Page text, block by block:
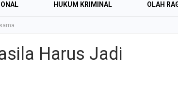
HUKUM KRIMINAL OLAH
Harus Jadi